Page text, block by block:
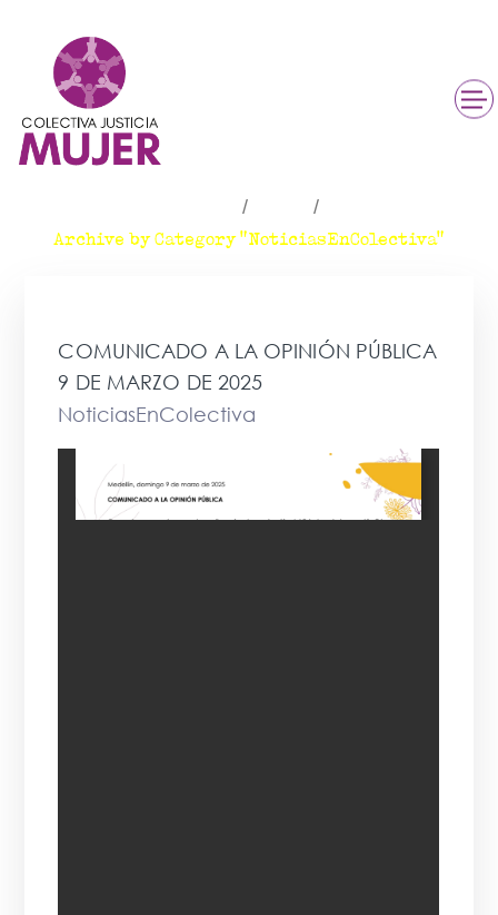
NoticiasEnColectiva
Archive by Category "NoticiasEnColectiva"
COMUNICADO A LA OPINIÓN PÚBLICA
9 DE MARZO DE 2025
NoticiasEnColectiva